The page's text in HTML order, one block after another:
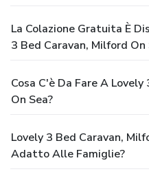
La Colazione Gratuita È
3 Bed Caravan, Milford On
Cosa C'è Da Fare A
On Sea?
Lovely 3 Bed Caravan,
Adatto Alle Famiglie?